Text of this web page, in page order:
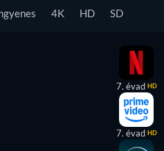
4K HD SD
7. évad HD
7. évad HD